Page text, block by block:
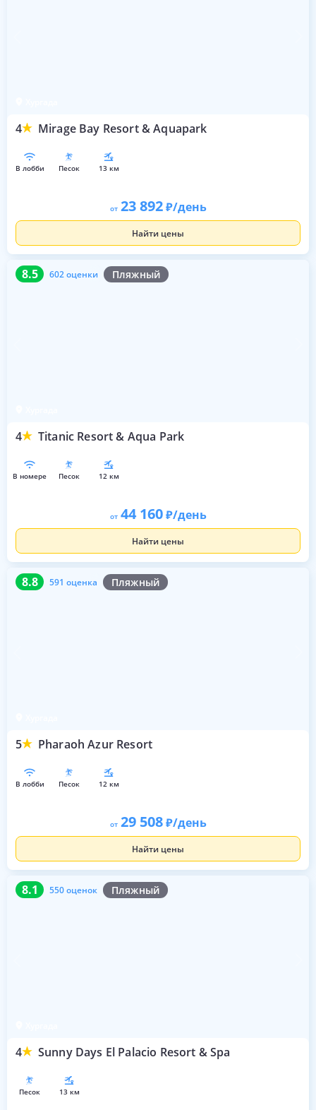
4 Mirage Bay Resort & Aquapark
в лобби песок 13 км
от 23 892 /день
Найти цены
8.5 602 оценки Пляжный
4 Titanic Resort & Aqua Park
8.5 602 оценки
в номере песок 12 км
от 44 160 /день
Найти цены
8.8 591 оценка Пляжный
5 Pharaoh Azur Resort
8.8 591 оценка
в лобби песок 12 км
от 29 508 /день
Найти цены
8.1 550 оценок Пляжный
4 Sunny Days El Palacio Resort & Spa
8.1 550 оценок
песок 13 км